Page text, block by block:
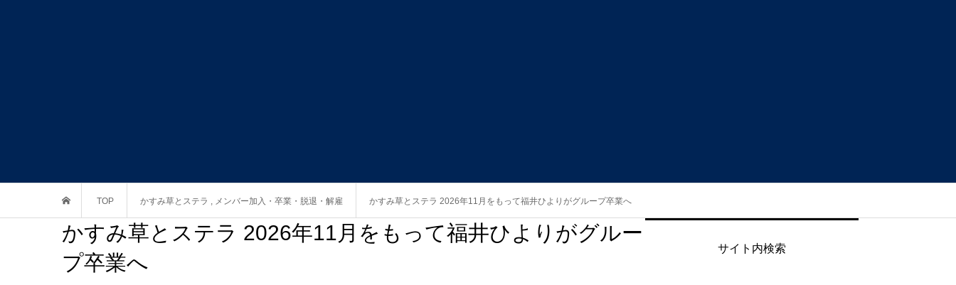
TOP かすみ草とステラ , メンバー加入・卒業・脱退・解雇 かすみ草とステラ 2026年11月をもって福井ひよりがグループ卒業へ
かすみ草とステラ 2026年11月をもって福井ひよりがグルー
プ卒業へ
サイト内検索